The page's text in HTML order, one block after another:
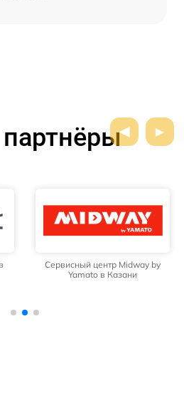
Сервисный центр Midway by
Yamato в Казани